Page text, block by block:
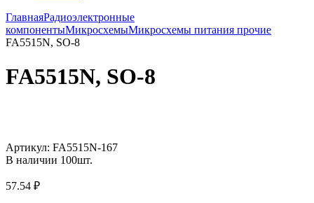
ГлавнаяРадиоэлектронные
компонентыМикросхемыМикросхемы питания прочие
FA5515N, SO-8
FA5515N, SO-8
Артикул: FA5515N-167
В наличии 100шт.
57.54 ₽